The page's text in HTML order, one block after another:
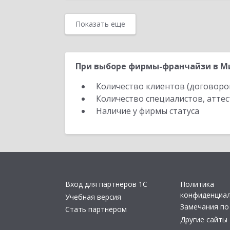
Показать еще
При выборе фирмы-франчайзи в
Количество клиентов
Количество специалистов,
Наличие у фирмы статуса
Вход для партнеров 1С
Учебная версия
Стать партнером
Политика
Замечания по
Другие сайты